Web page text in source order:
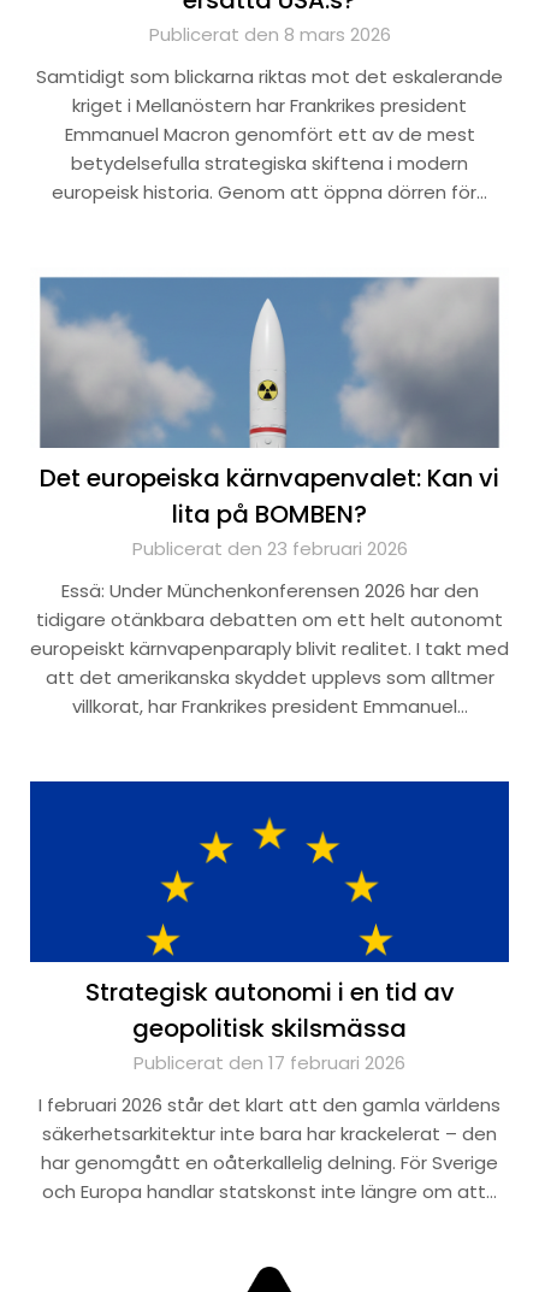
Publicerat den 8 mars 2026
Samtidigt som blickarna riktas mot det eskalerande
kriget i Mellanöstern har Frankrikes president
Emmanuel Macron genomfört ett av de mest
betydelsefulla strategiska skiftena i modern
europeisk historia. Genom att öppna dörren för…
Det europeiska kärnvapenvalet: Kan vi
lita på BOMBEN?
Publicerat den 23 februari 2026
Essä: Under Münchenkonferensen 2026 har den
tidigare otänkbara debatten om ett helt autonomt
europeiskt kärnvapenparaply blivit realitet. I takt med
att det amerikanska skyddet upplevs som alltmer
villkorat, har Frankrikes president Emmanuel…
Strategisk autonomi i en tid av
geopolitisk skilsmässa
Publicerat den 17 februari 2026
I februari 2026 står det klart att den gamla världens
säkerhetsarkitektur inte bara har krackelerat – den
har genomgått en oåterkallelig delning. För Sverige
och Europa handlar statskonst inte längre om att…